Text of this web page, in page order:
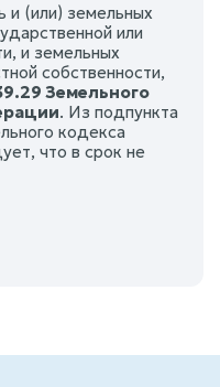
и (или) земельных
или
и земельных
собственности,
Земельного
. Из подпункта
кодекса
что в срок не